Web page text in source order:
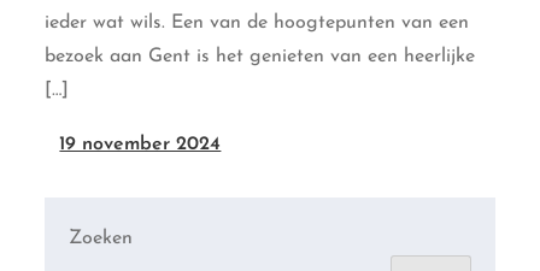
ieder wat wils. Een van de hoogtepunten van een
bezoek aan Gent is het genieten van een heerlijke
[…]
19 november 2024
Zoeken